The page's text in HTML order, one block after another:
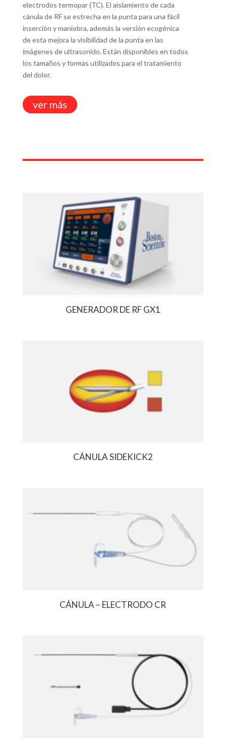
electrodos termopar (TC). El aislamiento de cada
cánula de RF se estrecha en la punta para una fácil
inserción y maniobra, además la versión ecogénica
de esta mejora la visibilidad de la punta en las
imágenes de ultrasonido. Están disponibles en todos
los tamaños y formas utilizados para el tratamiento
del dolor.
ver más
GENERADOR DE RF GX1
CÁNULA SIDEKICK2
CÁNULA – ELECTRODO CR